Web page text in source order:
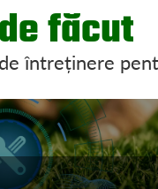
făcut
întreținere